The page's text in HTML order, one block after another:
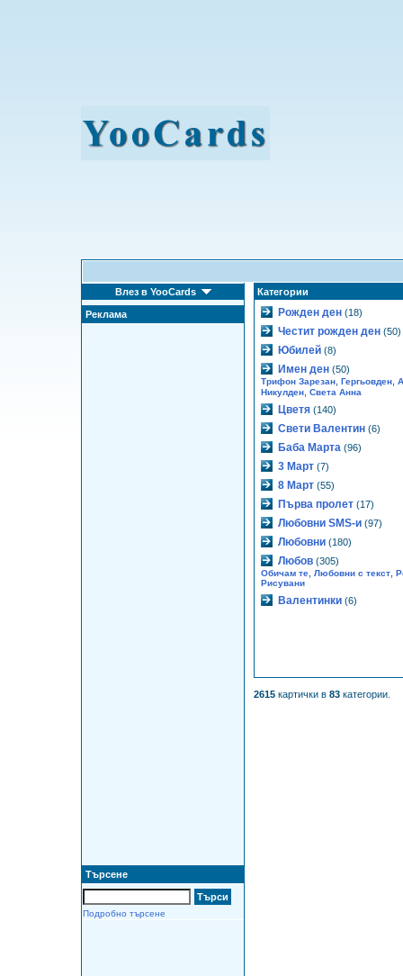
Влез в YooCards
Реклама
Търсене
Подробно търсене
Категории
Рожден ден (18)
Честит рожден ден (50)
Юбилей (8)
Имен ден (50)
Трифон Зарезан Гергьовден
Никулден Света Анна
Цветя (140)
Свети Валентин (6)
Баба Марта (96)
3 Март (7)
8 Март (55)
Първа пролет (17)
Любовни SMS-и (97)
Любовни (180)
Любов (305)
Обичам те Любовни с текст
Рисувани
Валентинки (6)
2615 картички в 83 категории.